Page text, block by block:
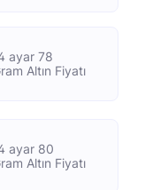
ayar 78
Altın Fiyatı
ayar 80
Altın Fiyatı